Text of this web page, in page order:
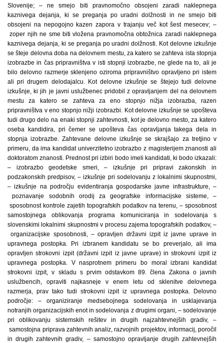
Slovenije; – ne smejo biti pravnomočno obsojeni zaradi naklepnega
kaznivega dejanja, ki se preganja po uradni dolžnosti in ne smejo biti
obsojeni na nepogojno kazen zapora v trajanju več kot šest mesecev; –
zoper njih ne sme biti vložena pravnomočna obtožnica zaradi naklepnega
kaznivega dejanja, ki se preganja po uradni dolžnosti. Kot delovne izkušnje
se šteje delovna doba na delovnem mestu, za katero se zahteva ista stopnja
izobrazbe in čas pripravništva v isti stopnji izobrazbe, ne glede na to, ali je
bilo delovno razmerje sklenjeno oziroma pripravništvo opravljeno pri istem
ali pri drugem delodajalcu. Kot delovne izkušnje se štejejo tudi delovne
izkušnje, ki jih je javni uslužbenec pridobil z opravljanjem del na delovnem
mestu za katero se zahteva za eno stopnjo nižja izobrazba, razen
pripravništva v eno stopnjo nižji izobrazbi. Kot delovne izkušnje se upošteva
tudi drugo delo na enaki stopnji zahtevnosti, kot je delovno mesto, za katero
oseba kandidira, pri čemer se upošteva čas opravljanja takega dela in
stopnja izobrazbe. Zahtevane delovne izkušnje se skrajšajo za tretjino v
primeru, da ima kandidat univerzitetno izobrazbo z magisterijem znanosti ali
doktoratom znanosti. Prednost pri izbiri bodo imeli kandidati, ki bodo izkazali:
– izobrazbo geodetske smeri, – izkušnje pri pripravi zakonskih in
podzakonskih predpisov, – izkušnje pri sodelovanju z lokalnimi skupnostmi,
– izkušnje na področju evidentiranja gospodarske javne infrastrukture, –
poznavanje sodobnih orodij za geografske informacijske sisteme, –
sposobnost kontrole zajetih topografskih podatkov na terenu, – sposobnost
samostojnega oblikovanja programa komuniciranja in sodelovanja s
slovenskimi lokalnimi skupnostmi v procesu zajema topografskih podatkov, –
organizacijske sposobnosti, – opravljen državni izpit iz javne uprave in
upravnega postopka. Pri izbranem kandidatu se bo preverjalo, ali ima
opravljen strokovni izpit (državni izpit iz javne uprave) in strokovni izpit iz
upravnega postopka. V nasprotnem primeru bo moral izbrani kandidat
strokovni izpit, v skladu s prvim odstavkom 89. člena Zakona o javnih
uslužbencih, opraviti najkasneje v enem letu od sklenitve delovnega
razmerja, prav tako tudi strokovni izpit iz upravnega postopka. Delovno
področje: – organiziranje medsebojnega sodelovanja in usklajevanja
notranjih organizacijskih enot in sodelovanja z drugimi organi, – sodelovanje
pri oblikovanju sistemskih rešitev in drugih najzahtevnejših gradiv, –
samostojna priprava zahtevnih analiz, razvojnih projektov, informacij, poročil
in drugih zahtevnih gradiv, – samostojno opravljanje drugih zahtevnejših